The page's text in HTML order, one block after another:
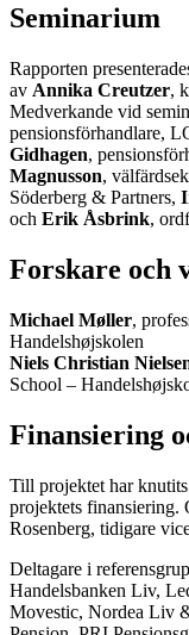
Seminarium
Rapporten
av Annika Creutzer,
Medverkande vid
pensionsförhandlare,
Gidhagen,
Magnusson,
Söderberg & Partners,
och Erik Åsbrink,
Forskare och
Michael Møller,
Handelshøjskolen
Niels Christian
School –
Finansiering
Till projektet har
projektets finansiering.
Rosenberg, tidigare
Deltagare i
Handelsbanken Liv,
Movestic, Nordea Liv